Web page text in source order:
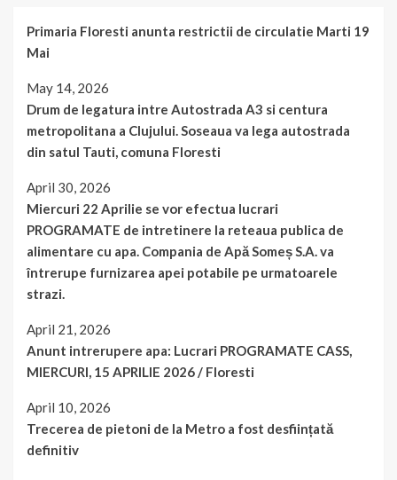
Primaria Floresti anunta restrictii de circulatie Marti 19
Mai
May 14, 2026
Drum de legatura intre Autostrada A3 si centura
metropolitana a Clujului. Soseaua va lega autostrada
din satul Tauti, comuna Floresti
April 30, 2026
Miercuri 22 Aprilie se vor efectua lucrari
PROGRAMATE de intretinere la reteaua publica de
alimentare cu apa. Compania de Apă Someș S.A. va
întrerupe furnizarea apei potabile pe urmatoarele
strazi.
April 21, 2026
Anunt intrerupere apa: Lucrari PROGRAMATE CASS,
MIERCURI, 15 APRILIE 2026 / Floresti
April 10, 2026
Trecerea de pietoni de la Metro a fost desființată
definitiv